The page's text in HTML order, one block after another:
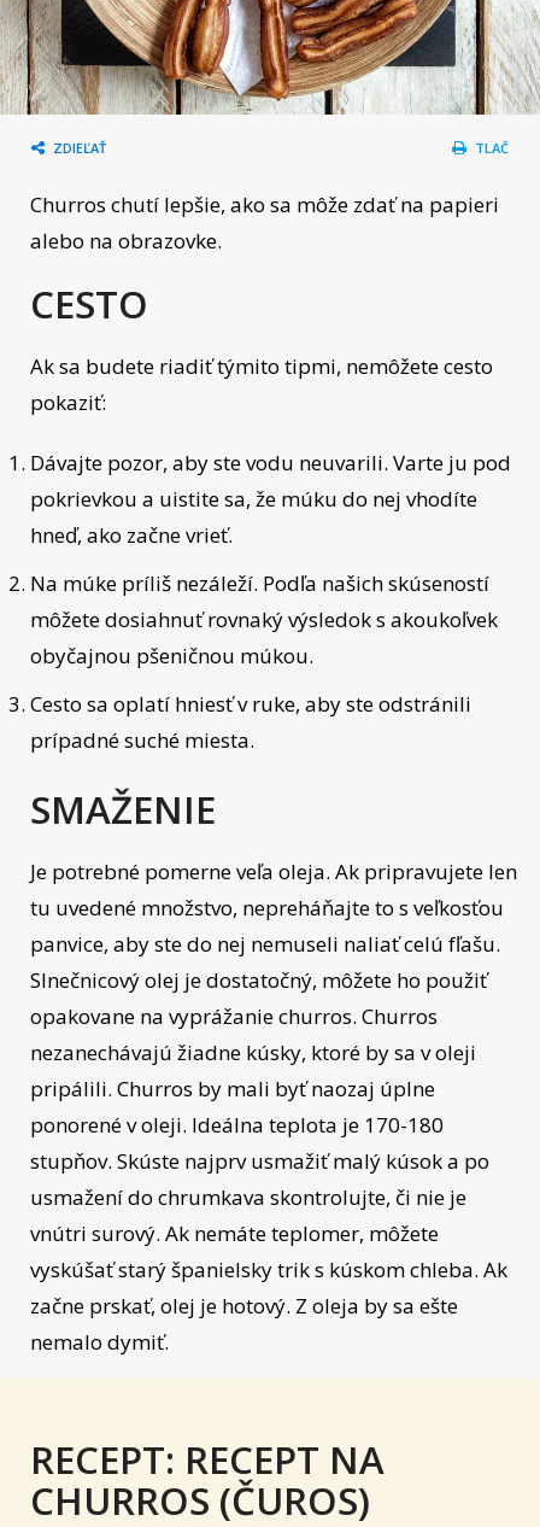
ZDIEĽAŤ TLAČ
Churros chutí lepšie, ako sa môže zdať na papieri
alebo na obrazovke.
CESTO
Ak sa budete riadiť týmito tipmi, nemôžete cesto
pokaziť:
Dávajte pozor, aby ste vodu neuvarili. Varte ju pod
pokrievkou a uistite sa, že múku do nej vhodíte
hneď, ako začne vrieť.
Na múke príliš nezáleží. Podľa našich skúseností
môžete dosiahnuť rovnaký výsledok s akoukoľvek
obyčajnou pšeničnou múkou.
Cesto sa oplatí hniesť v ruke, aby ste odstránili
prípadné suché miesta.
SMAŽENIE
Je potrebné pomerne veľa oleja. Ak pripravujete len
tu uvedené množstvo, nepreháňajte to s veľkosťou
panvice, aby ste do nej nemuseli naliať celú fľašu.
Slnečnicový olej je dostatočný, môžete ho použiť
opakovane na vyprážanie churros. Churros
nezanechávajú žiadne kúsky, ktoré by sa v oleji
pripálili. Churros by mali byť naozaj úplne
ponorené v oleji. Ideálna teplota je 170-180
stupňov. Skúste najprv usmažiť malý kúsok a po
usmažení do chrumkava skontrolujte, či nie je
vnútri surový. Ak nemáte teplomer, môžete
vyskúšať starý španielsky trik s kúskom chleba. Ak
začne prskať, olej je hotový. Z oleja by sa ešte
nemalo dymiť.
RECEPT: RECEPT NA
CHURROS (ČUROS)